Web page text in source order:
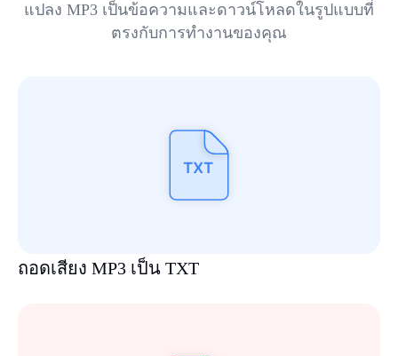
แปลง MP3 เป็นข้อความและดาวน์โหลดในรูปแบบที่
ตรงกับการทำงานของคุณ
ถอดเสียง MP3 เป็น TXT